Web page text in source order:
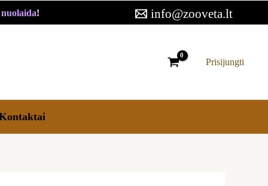
! info@zooveta.lt
Prisijungti
through